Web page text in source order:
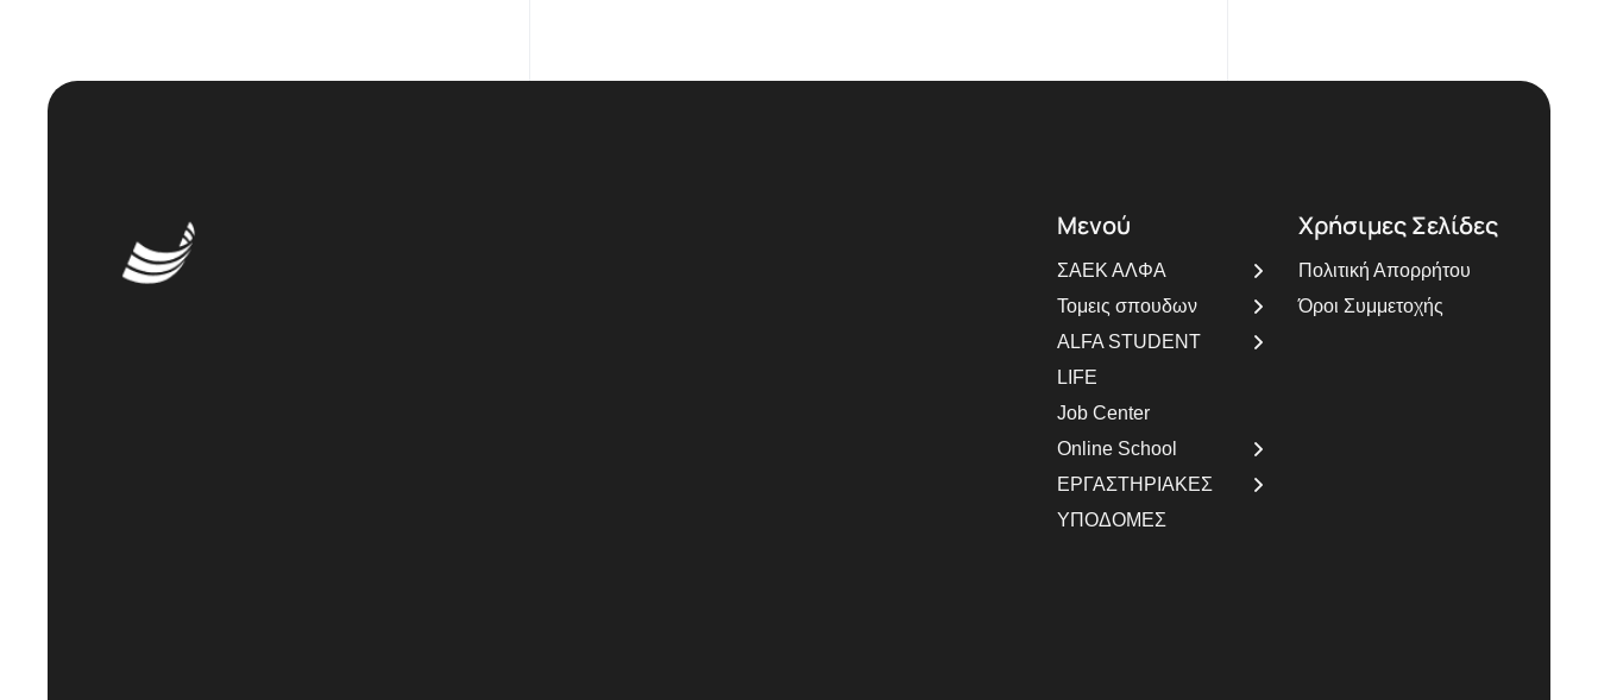
Μενού
ΣΑΕΚ ΑΛΦΑ
Τομεις σπουδων
ALFA STUDENT
LIFE
Job Center
Online School
ΕΡΓΑΣΤΗΡΙΑΚΕΣ
ΥΠΟΔΟΜΕΣ
Χρήσιμες Σελίδες
Πολιτική Απορρήτου
Όροι Συμμετοχής